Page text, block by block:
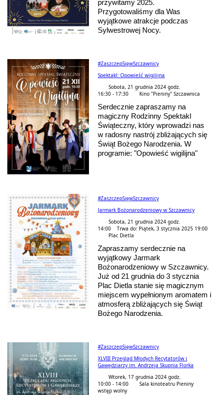
przywitamy 2025.
Przygotowaliśmy dla Was
wyjątkowe atrakcje podczas
Sylwestrowej Nocy.
#ZaszczepSięwSzczawnicy
Spektakl: Opowieść wigilijna
Sobota, 21 grudnia 2024 godz.
16:30 - 17:30
Kino "Pieniny" Szczawnica
Serdecznie zapraszamy na
magiczny Rodzinny Spektakl
Świąteczny, który wprowadzi nas
w radosny nastrój zbliżających się
Świąt Bożego Narodzenia. W
programie: "Opowieść wigilijna"
#ZaszczepSięwSzczawnicy
Jarmark Bożonarodzeniowy w Szczawnicy
Sobota, 21 grudnia 2024 godz.
14:00 Trwa do: Piątek, 3 stycznia 2025 19:00
Plac Dietla
Zapraszamy serdecznie na
wyjątkowy Jarmark
Bożonarodzeniowy w Szczawnicy.
Już od 21 grudnia do 3 stycznia
Plac Dietla stanie się magicznym
miejscem wypełnionym aromatem i
atmosferą zbliżających się Świąt
Bożego Narodzenia.
#ZaszczepSięwSzczawnicy
XLVIII Przegląd Młodych Recytatorów i
Gawędziarzy im. Andrzeja Skupnia Florka
Wtorek, 17 grudnia 2024 godz.
10:00 - 14:00
Sala kinoteatru Pieniny
wstęp wolny